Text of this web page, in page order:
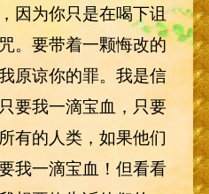
因为你只是在喝下诅
。要带着一颗悔改的
原谅你的罪。我是信
要我一滴宝血，只要
有的人类，如果他们
我一滴宝血！但看看